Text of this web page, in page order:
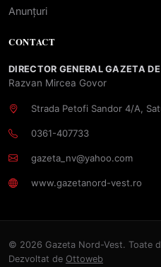
Anunțuri
CONTACT
DIRECTOR GENERAL GAZETA
Razvan Mircea Govor
Strada Petofi Sandor 4/A,
0361-407733
gazeta_nv@yahoo.com
www.gazetanord-vest.ro
© 2026 Gazeta Nord-Vest. Toate
Dezvoltat de Ottoweb